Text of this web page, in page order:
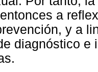
a
y a
diagnóstico e